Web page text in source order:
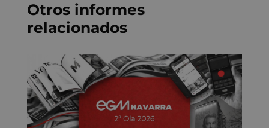
Otros informes
relacionados